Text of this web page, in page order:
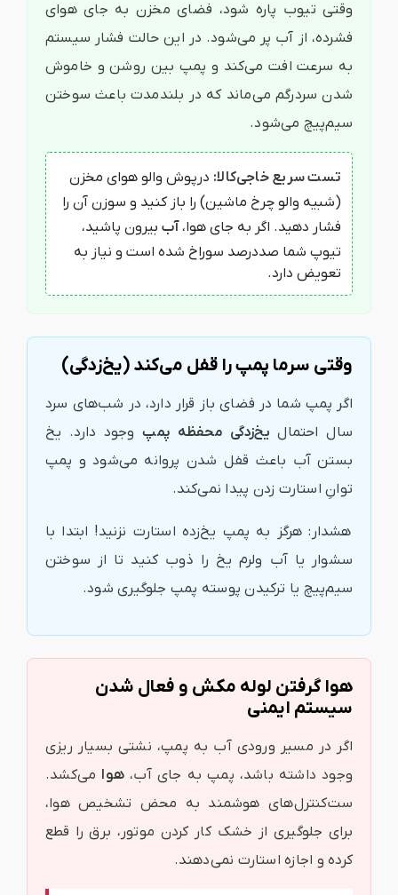
وقتی تیوب پاره شود، فضای مخزن به جای هوای
فشرده، از آب پر می‌شود. در این حالت فشار سیستم
به سرعت افت می‌کند و پمپ بین روشن و خاموش
شدن سردرگم می‌ماند که در بلندمدت باعث سوختن
سیم‌پیچ می‌شود.
تست سریع خاجی‌کالا: درپوش والو هوای مخزن
(شبیه والو چرخ ماشین) را باز کنید و سوزن آن را
فشار دهید. اگر به جای هوا،آب بیرون پاشید،
تیوپ شما صددرصد سوراخ شده است و نیاز به
تعویض دارد.
وقتی سرما پمپ را قفل می‌کند (یخ‌زدگی)
اگر پمپ شما در فضای باز قرار دارد، در شب‌های سرد
سال احتمال یخ‌زدگی محفظه پمپوجود دارد. یخ
بستن آب باعث قفل شدن پروانه می‌شود و پمپ
توانِ استارت زدن پیدا نمی‌کند.
هشدار: هرگز به پمپ یخ‌زده استارت نزنید! ابتدا با
سشوار یا آب ولرم یخ را ذوب کنید تا از سوختن
سیم‌پیچ یا ترکیدن پوسته پمپ جلوگیری شود.
هوا گرفتن لوله مکش و فعال شدن
سیستم ایمنی
اگر در مسیر ورودی آب به پمپ، نشتی بسیار ریزی
وجود داشته باشد، پمپ به جای آب،هوا می‌کشد.
ست‌کنترل‌های هوشمند به محض تشخیص هوا،
برای جلوگیری از خشک کار کردن موتور، برق را قطع
کرده و اجازه استارت نمی‌دهند.